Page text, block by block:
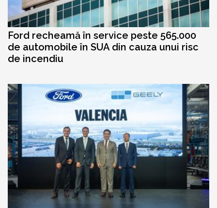
Ford recheamă în service peste 565.000
de automobile în SUA din cauza unui risc
de incendiu